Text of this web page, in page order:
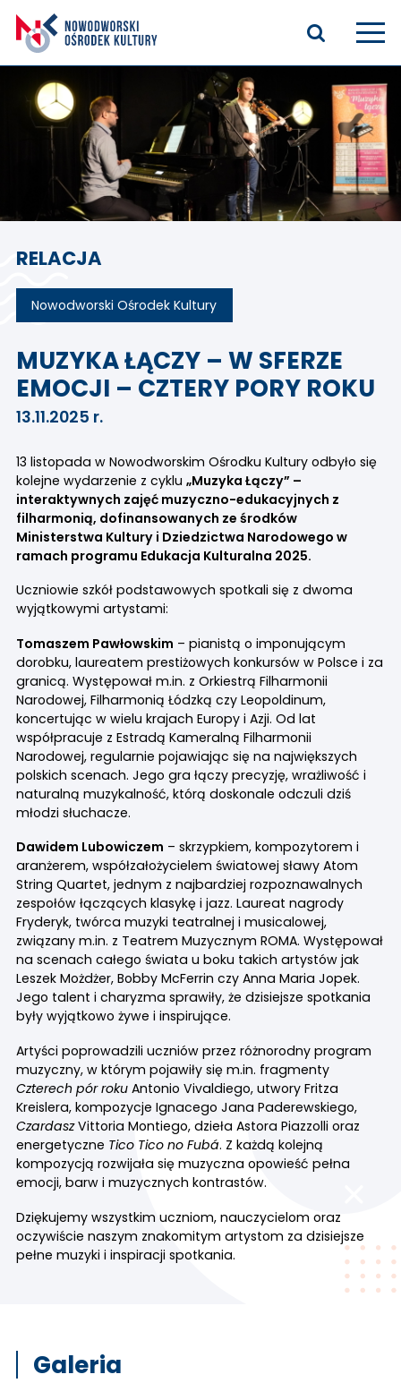
Aktualności
Kasyno Oficerskie
Bilety
Zajęcia stałe
Kontakt
RELACJA
Nowodworski Ośrodek Kultury
MUZYKA ŁĄCZY – W SFERZE
EMOCJI – CZTERY PORY ROKU
13.11.2025 r.
13 listopada w Nowodworskim Ośrodku Kultury odbyło się
kolejne wydarzenie z cyklu „Muzyka Łączy” –
interaktywnych zajęć muzyczno-edukacyjnych z
filharmonią, dofinansowanych ze środków
Ministerstwa Kultury i Dziedzictwa Narodowego w
ramach programu Edukacja Kulturalna 2025.
Uczniowie szkół podstawowych spotkali się z dwoma
wyjątkowymi artystami:
Tomaszem Pawłowskim – pianistą o imponującym
dorobku, laureatem prestiżowych konkursów w Polsce i za
granicą. Występował m.in. z Orkiestrą Filharmonii
Narodowej, Filharmonią Łódzką czy Leopoldinum,
koncertując w wielu krajach Europy i Azji. Od lat
współpracuje z Estradą Kameralną Filharmonii
Narodowej, regularnie pojawiając się na największych
polskich scenach. Jego gra łączy precyzję, wrażliwość i
naturalną muzykalność, którą doskonale odczuli dziś
młodzi słuchacze.
Dawidem Lubowiczem – skrzypkiem, kompozytorem i
aranżerem, współzałożycielem światowej sławy Atom
String Quartet, jednym z najbardziej rozpoznawalnych
zespołów łączących klasykę i jazz. Laureat nagrody
Fryderyk, twórca muzyki teatralnej i musicalowej,
związany m.in. z Teatrem Muzycznym ROMA. Występował
na scenach całego świata u boku takich artystów jak
Leszek Możdżer, Bobby McFerrin czy Anna Maria Jopek.
Jego talent i charyzma sprawiły, że dzisiejsze spotkania
były wyjątkowo żywe i inspirujące.
Artyści poprowadzili uczniów przez różnorodny program
muzyczny, w którym pojawiły się m.in. fragmenty
Czterech pór rokuAntonio Vivaldiego, utwory Fritza
Kreislera, kompozycje Ignacego Jana Paderewskiego,
CzardaszVittoria Montiego, dzieła Astora Piazzolli oraz
energetyczne Tico Tico no Fubá. Z każdą kolejną
kompozycją rozwijała się muzyczna opowieść pełna
emocji, barw i muzycznych kontrastów.
Dziękujemy wszystkim uczniom, nauczycielom oraz
oczywiście naszym znakomitym artystom za dzisiejsze
pełne muzyki i inspiracji spotkania.
Galeria